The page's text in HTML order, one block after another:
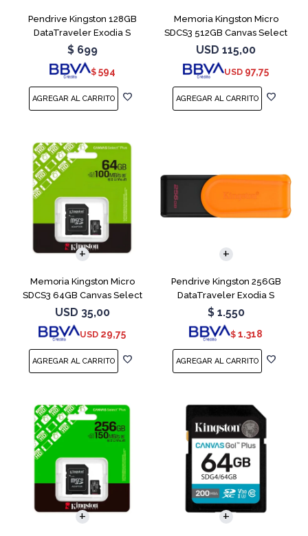
Pendrive Kingston 128GB
DataTraveler Exodia S
Turquesa
$ 699
$ 594
Memoria Kingston Micro
SDCS3 512GB Canvas Select
Plus
USD 115,00
USD 97,75
Memoria Kingston Micro
SDCS3 64GB Canvas Select
Plus
USD 35,00
USD 29,75
Pendrive Kingston 256GB
DataTraveler Exodia S
Naranja
$ 1.550
$ 1.318